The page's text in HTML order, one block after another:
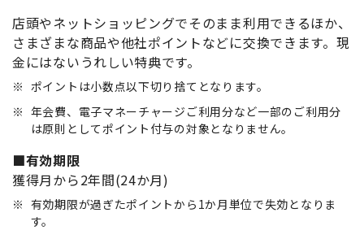
店頭やネットショッピングでそのまま利用できるほか、
さまざまな商品や他社ポイントなどに交換できます。現
金にはないうれしい特典です。
※ ポイントは小数点以下切り捨てとなります。
※ 年会費、電子マネーチャージご利用分など一部のご利用分
は原則としてポイント付与の対象となりません。
■有効期限
獲得月から2年間(24か月)
※ 有効期限が過ぎたポイントから1か月単位で失効となりま
す。